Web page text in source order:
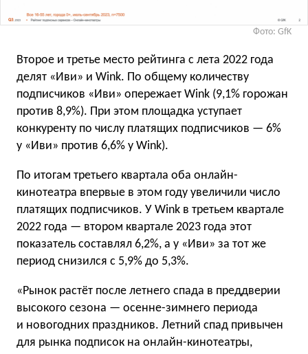
Фото: GfK
Второе и третье место рейтинга с лета 2022 года
делят «Иви» и Wink. По общему количеству
подписчиков «Иви» опережает Wink (9,1% горожан
против 8,9%). При этом площадка уступает
конкуренту по числу платящих подписчиков — 6%
у «Иви» против 6,6% у Wink).
По итогам третьего квартала оба онлайн-
кинотеатра впервые в этом году увеличили число
платящих подписчиков. У Wink в третьем квартале
2022 года — втором квартале 2023 года этот
показатель составлял 6,2%, а у «Иви» за тот же
период снизился с 5,9% до 5,3%.
«Рынок растёт после летнего спада в преддверии
высокого сезона — осенне-зимнего периода
и новогодних праздников. Летний спад привычен
для рынка подписок на онлайн-кинотеатры,